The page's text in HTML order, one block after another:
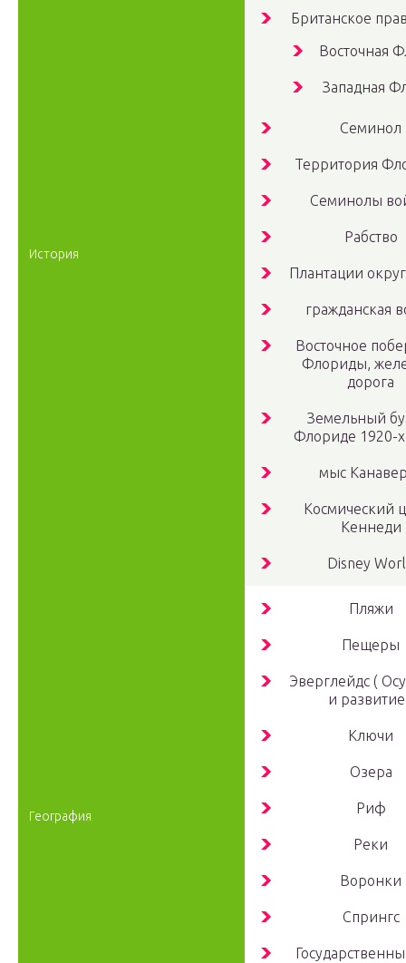
История
Британское
Восточная
Западная
Семинол
Территория
Семинолы
Рабство
Плантации
гражданская
Восточное
Флориды,
дорога
Земельный
Флориде 1920-х
мыс
Космический
Кеннеди
Disney
География
Пляжи
Пещеры
Эверглейдс (
и
Ключи
Озера
Риф
Реки
Воронки
Спрингс